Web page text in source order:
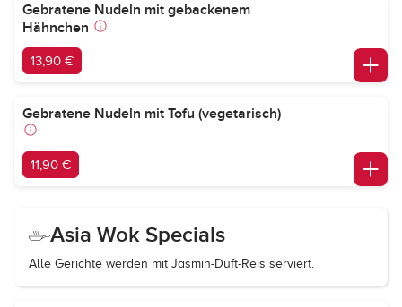
Gebratene Nudeln mit gebackenem
Hähnchen
13,90 €
Gebratene Nudeln mit Tofu (vegetarisch)
11,90 €
Asia Wok Specials
Alle Gerichte werden mit Jasmin-Duft-Reis serviert.